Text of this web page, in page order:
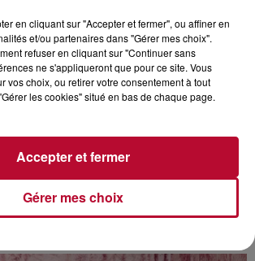
AVEC LES ÉTOILES, PAS
en cliquant sur "Accepter et fermer", ou affiner en
et/ou partenaires dans "Gérer mes choix".
refuser en cliquant sur "Continuer sans
ne s'appliqueront que pour ce site. Vous
vos choix, ou retirer votre consentement à tout
les cookies" situé en bas de chaque page.
Gérer mes choix
Accepter et fermer